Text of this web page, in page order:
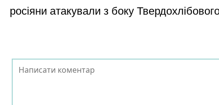
росіяни атакували з боку